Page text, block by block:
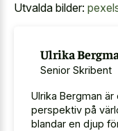
Utvalda bilder:
Ulrika
Senior Skribent
Ulrika Bergman
perspektiv på
blandar en djup